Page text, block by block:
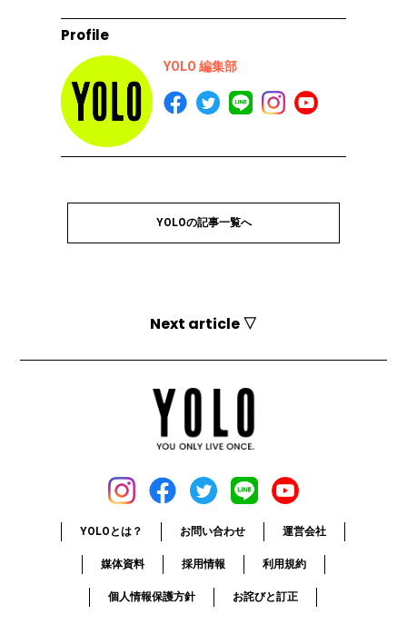
Profile
YOLO 編集部
YOLOの記事一覧へ
Next article ▽
YOLOとは？ お問い合わせ 運営会社
媒体資料 採用情報 利用規約
個人情報保護方針 お詫びと訂正